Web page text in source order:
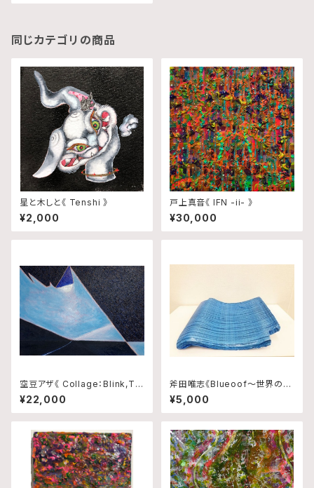
同じカテゴリの商品
星と木しと《 Tenshi 》
¥2,000
戸上真音《 IFN -ii- 》
¥30,000
空豆アザ《 Collage：Blink,Tra
ce and Rhythm No.10 》
¥22,000
斧田唯志《Blueoof〜世界の真
ん中で輝いた日本政府から千葉
県民へ贈り物〜》
¥5,000